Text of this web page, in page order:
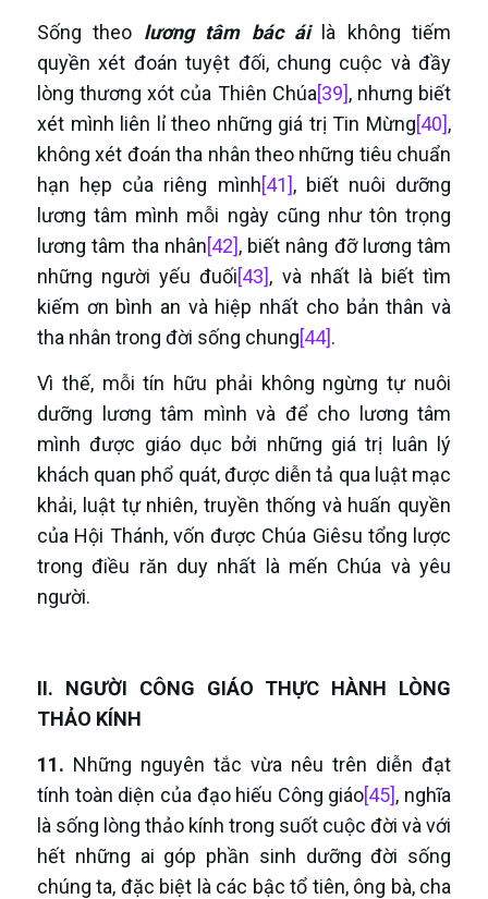
Sống theo lương tâm bác áilà không tiếm
quyền xét đoán tuyệt đối, chung cuộc và đầy
lòng thương xót của Thiên Chúa[39], nhưng biết
xét mình liên lỉ theo những giá trị Tin Mừng[40],
không xét đoán tha nhân theo những tiêu chuẩn
hạn hẹp của riêng mình[41], biết nuôi dưỡng
lương tâm mình mỗi ngày cũng như tôn trọng
lương tâm tha nhân[42], biết nâng đỡ lương tâm
những người yếu đuối[43], và nhất là biết tìm
kiếm ơn bình an và hiệp nhất cho bản thân và
tha nhân trong đời sống chung[44].
Vì thế, mỗi tín hữu phải không ngừng tự nuôi
dưỡng lương tâm mình và để cho lương tâm
mình được giáo dục bởi những giá trị luân lý
khách quan phổ quát, được diễn tả qua luật mạc
khải, luật tự nhiên, truyền thống và huấn quyền
của Hội Thánh, vốn được Chúa Giêsu tổng lược
trong điều răn duy nhất là mến Chúa và yêu
người.
II. NGƯỜI CÔNG GIÁO THỰC HÀNH LÒNG
THẢO KÍNH
11. Những nguyên tắc vừa nêu trên diễn đạt
tính toàn diện của đạo hiếu Công giáo[45], nghĩa
là sống lòng thảo kính trong suốt cuộc đời và với
hết những ai góp phần sinh dưỡng đời sống
chúng ta, đặc biệt là các bậc tổ tiên, ông bà, cha